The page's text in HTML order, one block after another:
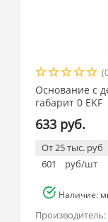
Основание с
габарит 0 EKF
633 руб.
От 25 тыс. руб
601
руб/шт
Наличие:
Производитель: